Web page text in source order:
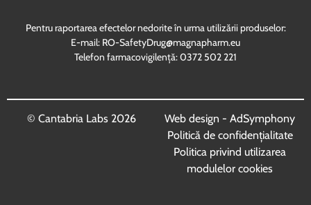
Pentru raportarea efectelor nedorite în urma utilizării produselor:
E-mail: RO-SafetyDrug@magnapharm.eu
Telefon farmacovigilență: 0372 502 221
© Cantabria Labs 2026 Web design - AdSymphony
(se deschide
Politică de confidențialitate
Politica privind utilizarea
modulelor cookies